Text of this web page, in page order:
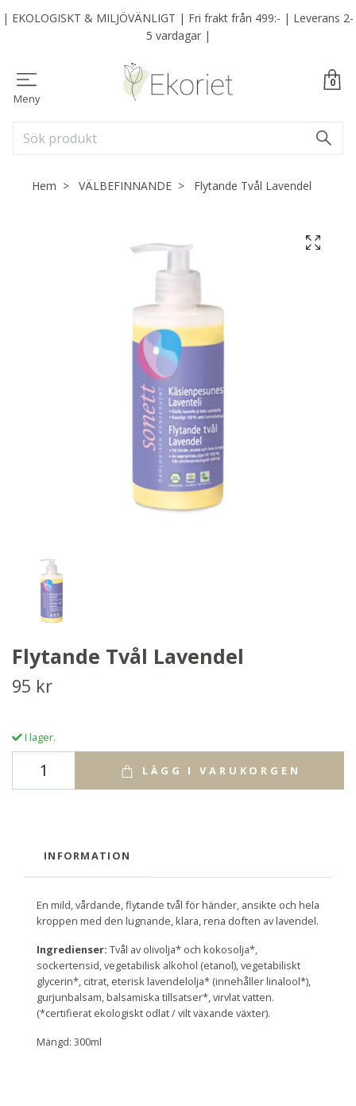
| EKOLOGISKT & MILJÖVÄNLIGT | Fri frakt från 499:- | Leverans 2-
5 vardagar |
Meny
0
Hem VÄLBEFINNANDE Flytande Tvål Lavendel
Flytande Tvål Lavendel
95 kr
I lager.
LÄGG I VARUKORGEN
INFORMATION
En mild, vårdande, flytande tvål för händer, ansikte och hela
kroppen med den lugnande, klara, rena doften av lavendel.
Ingredienser: Tvål av olivolja* och kokosolja*,
sockertensid, vegetabilisk alkohol (etanol), vegetabiliskt
glycerin*, citrat, eterisk lavendelolja* (innehåller linalool*),
gurjunbalsam, balsamiska tillsatser*, virvlat vatten.
(*certifierat ekologiskt odlat / vilt växande växter).
Mängd: 300ml